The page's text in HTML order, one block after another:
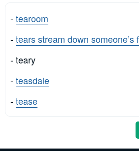
-tearoom
-tears stream down someone’s
- teary
-teasdale
-tease